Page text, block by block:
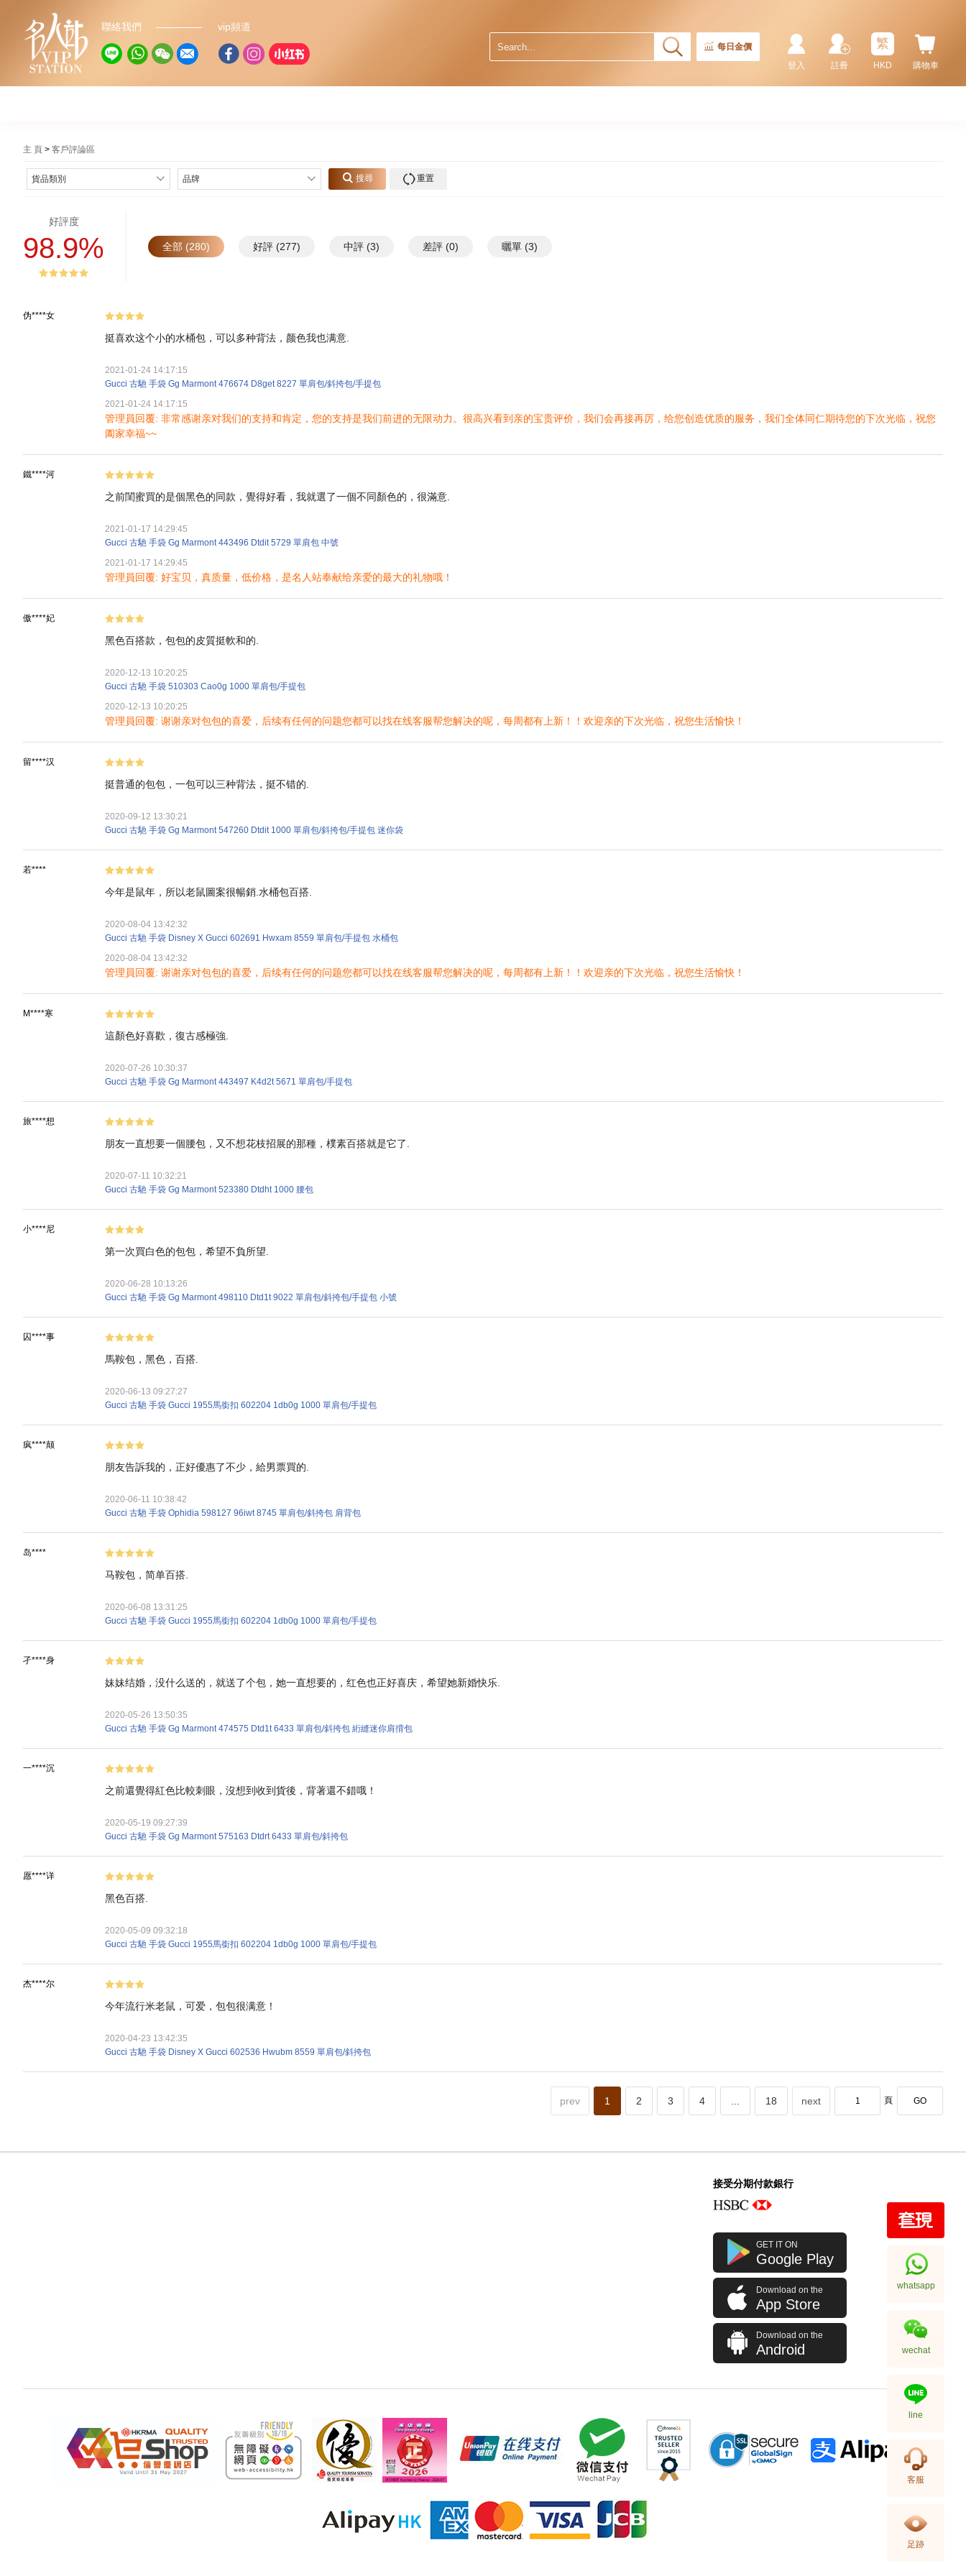
聯絡我們 vip頻道
每日金價
購物車
繁
HKD
註冊
登入
主 頁 客戶評論區
貨品類別 品牌 搜尋 重置
好評度
98.9% 全部 (280) 好評 (277) 中評 (3) 差評 (0) 曬單 (3)
伪****女
挺喜欢这个小的水桶包，可以多种背法，颜色我也满意.
2021-01-24 14:17:15
Gucci 古馳 手袋 Gg Marmont 476674 D8get 8227 單肩包/斜挎包/手提包
2021-01-24 14:17:15
管理員回覆: 非常感谢亲对我们的支持和肯定，您的支持是我们前进的无限动力。很高兴看到亲的宝贵评价，我们会再接再厉，给您创造优质的服务，我们全体同仁期待您的下次光临，祝您
阖家幸福~~
鐵****河
之前閨蜜買的是個黑色的同款，覺得好看，我就選了一個不同顏色的，很滿意.
2021-01-17 14:29:45
Gucci 古馳 手袋 Gg Marmont 443496 Dtdit 5729 單肩包 中號
2021-01-17 14:29:45
管理員回覆: 好宝贝，真质量，低价格，是名人站奉献给亲爱的最大的礼物哦！
傲****妃
黑色百搭款，包包的皮質挺軟和的.
2020-12-13 10:20:25
Gucci 古馳 手袋 510303 Cao0g 1000 單肩包/手提包
2020-12-13 10:20:25
管理員回覆: 谢谢亲对包包的喜爱，后续有任何的问题您都可以找在线客服帮您解决的呢，每周都有上新！！欢迎亲的下次光临，祝您生活愉快！
留****汉
挺普通的包包，一包可以三种背法，挺不错的.
2020-09-12 13:30:21
Gucci 古馳 手袋 Gg Marmont 547260 Dtdit 1000 單肩包/斜挎包/手提包 迷你袋
若****
今年是鼠年，所以老鼠圖案很暢銷.水桶包百搭.
2020-08-04 13:42:32
Gucci 古馳 手袋 Disney X Gucci 602691 Hwxam 8559 單肩包/手提包 水桶包
2020-08-04 13:42:32
管理員回覆: 谢谢亲对包包的喜爱，后续有任何的问题您都可以找在线客服帮您解决的呢，每周都有上新！！欢迎亲的下次光临，祝您生活愉快！
M****寒
這顏色好喜歡，復古感極強.
2020-07-26 10:30:37
Gucci 古馳 手袋 Gg Marmont 443497 K4d2t 5671 單肩包/手提包
旅****想
朋友一直想要一個腰包，又不想花枝招展的那種，樸素百搭就是它了.
2020-07-11 10:32:21
Gucci 古馳 手袋 Gg Marmont 523380 Dtdht 1000 腰包
小****尼
第一次買白色的包包，希望不負所望.
2020-06-28 10:13:26
Gucci 古馳 手袋 Gg Marmont 498110 Dtd1t 9022 單肩包/斜挎包/手提包 小號
囚****事
馬鞍包，黑色，百搭.
2020-06-13 09:27:27
Gucci 古馳 手袋 Gucci 1955馬銜扣 602204 1db0g 1000 單肩包/手提包
疯****颠
朋友告訴我的，正好優惠了不少，給男票買的.
2020-06-11 10:38:42
Gucci 古馳 手袋 Ophidia 598127 96iwt 8745 單肩包/斜挎包 肩背包
岛****
马鞍包，简单百搭.
2020-06-08 13:31:25
Gucci 古馳 手袋 Gucci 1955馬銜扣 602204 1db0g 1000 單肩包/手提包
孑****身
妹妹结婚，没什么送的，就送了个包，她一直想要的，红色也正好喜庆，希望她新婚快乐.
2020-05-26 13:50:35
Gucci 古馳 手袋 Gg Marmont 474575 Dtd1t 6433 單肩包/斜挎包 絎縫迷你肩揹包
一****沉
之前還覺得紅色比較刺眼，沒想到收到貨後，背著還不錯哦！
2020-05-19 09:27:39
Gucci 古馳 手袋 Gg Marmont 575163 Dtdrt 6433 單肩包/斜挎包
愿****详
黑色百搭.
2020-05-09 09:32:18
Gucci 古馳 手袋 Gucci 1955馬銜扣 602204 1db0g 1000 單肩包/手提包
杰****尔
今年流行米老鼠，可爱，包包很满意！
2020-04-23 13:42:35
Gucci 古馳 手袋 Disney X Gucci 602536 Hwubm 8559 單肩包/斜挎包
prev 1 2 3 4 18 next 頁 GO
接受分期付款銀行
GET IT ON
Google Play
Download on the
App Store
Download on the
Android
whatsapp
wechat
line
客服
足跡